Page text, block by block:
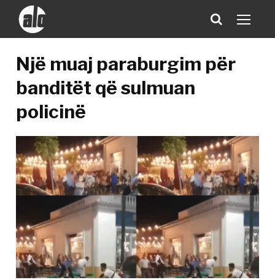
Një muaj paraburgim për
banditët që sulmuan
policinë